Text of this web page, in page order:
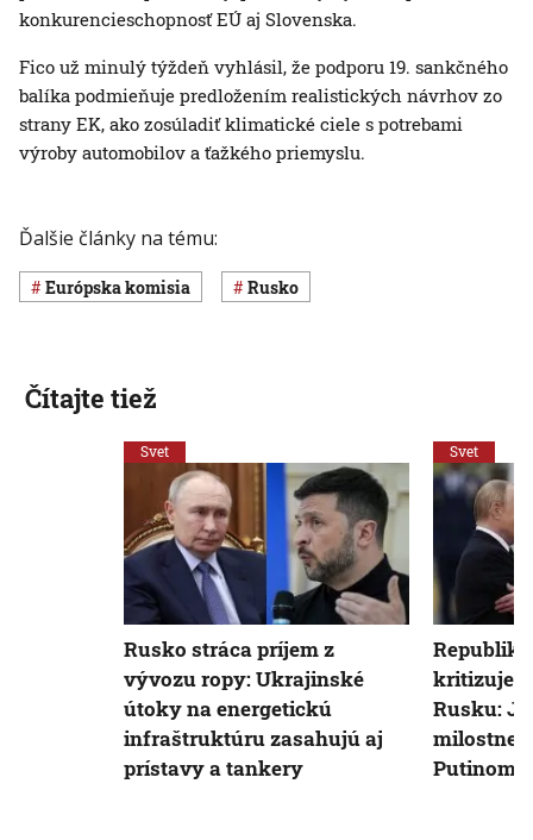
konkurencieschopnosť EÚ aj Slovenska.
Fico už minulý týždeň vyhlásil, že podporu 19. sankčného
balíka podmieňuje predložením realistických návrhov zo
strany EK, ako zosúladiť klimatické ciele s potrebami
výroby automobilov a ťažkého priemyslu.
Ďalšie články na tému:
Európska komisia Rusko
Čítajte tiež
Svet
Rusko stráca príjem z
vývozu ropy: Ukrajinské
útoky na energetickú
infraštruktúru zasahujú aj
prístavy a tankery
Svet
kritizuje
Rusku:
milostnej
Putinom,